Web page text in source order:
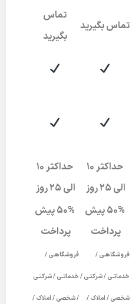
تماس بگیرید
تماس
بگیرید
حداکثر 10
الی 25 روز
حداکثر 10
الی 25 روز
50% پیش
پرداخت
50% پیش
پرداخت
فروشگاهـی /
خدماتـی / شرکتـی /
شخصی / املاک /
فروشگاهـی /
خدماتـی / شرکتـی
/ شخصی / املاک /